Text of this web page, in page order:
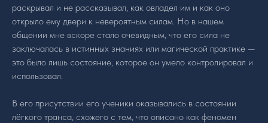
раскрывал и не рассказывал, как овладел им и как оно
открыло ему двери к невероятным силам. Но в нашем
общении мне вскоре стало очевидным, что его сила не
заключалась в истинных знаниях или магической практике —
это было лишь состояние, которое он умело контролировал и
использовал.
В его присутствии его ученики оказывались в состоянии
лёгкого транса, схожего с тем, что описано как феномен